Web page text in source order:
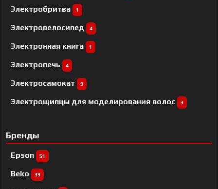
Электробритва 1
Электровелосипед 4
Электронная книга 1
Электропечь 4
Электросамокат 9
Электрощипцы для моделирования волос 3
Бренды
Epson 51
Beko 39